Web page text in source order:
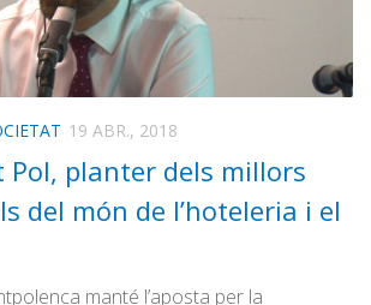
19 ABR., 2018
Pol, planter dels millors
del món de l’hoteleria i el
manté l’aposta per la